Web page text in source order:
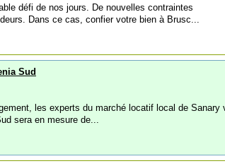
défi de nos jours. De nouvelles contraintes
Dans ce cas, confier votre bien à Brusc...
Sud
les experts du marché locatif local de Sanary
sera en mesure de...